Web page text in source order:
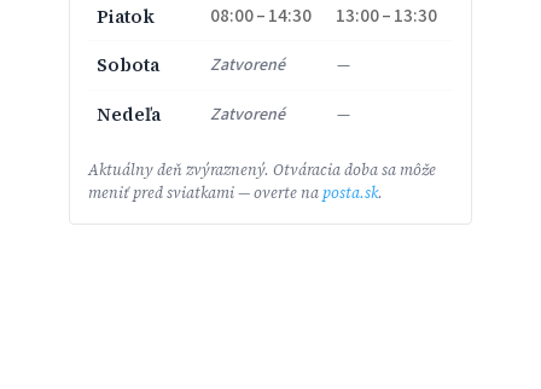
Piatok 08:00 – 14:30 13:00 – 13:30
Sobota Zatvorené —
Nedeľa Zatvorené —
Aktuálny deň zvýraznený. Otváracia doba sa môže
meniť pred sviatkami — overte naposta.sk.